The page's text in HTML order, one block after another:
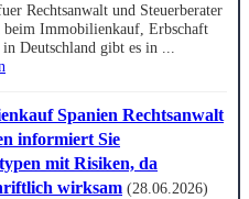
Rechtsanwalt und Steuerberater
beim Immobilienkauf, Erbschaft
Deutschland gibt es in ...
Spanien Rechtsanwalt
informiert Sie
mit Risiken, da
wirksam (28.06.2026)